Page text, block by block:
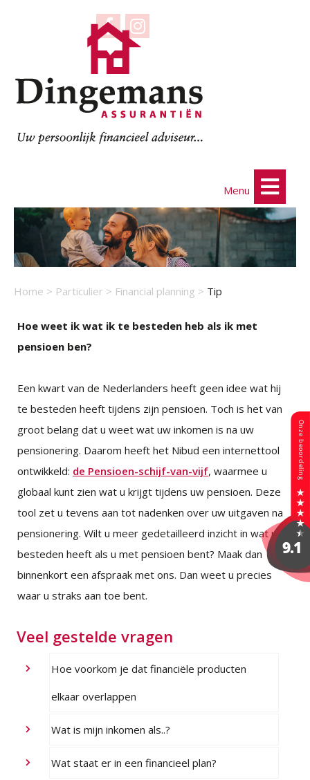
Menu
Home > Particulier > Financial planning > Tip
Hoe weet ik wat ik te besteden heb als ik met
pensioen ben?
Een kwart van de Nederlanders heeft geen idee wat hij
te besteden heeft tijdens zijn pensioen. Toch is het van
groot belang dat u weet wat uw inkomen is na uw
pensionering. Daarom heeft het Nibud een internettool
ontwikkeld: de Pensioen-schijf-van-vijf, waarmee u
globaal kunt zien wat u krijgt tijdens uw pensioen. Deze
tool zet u tevens aan tot nadenken over uw uitgaven na
pensionering. Wilt u meer gedetailleerd inzicht in wat u te
besteden heeft als u met pensioen bent? Maak dan
binnenkort een afspraak met ons. Dan weet u precies
waar u straks aan toe bent.
Veel gestelde vragen
Hoe voorkom je dat financiële producten
elkaar overlappen
Wat is mijn inkomen als..?
Wat staat er in een financieel plan?